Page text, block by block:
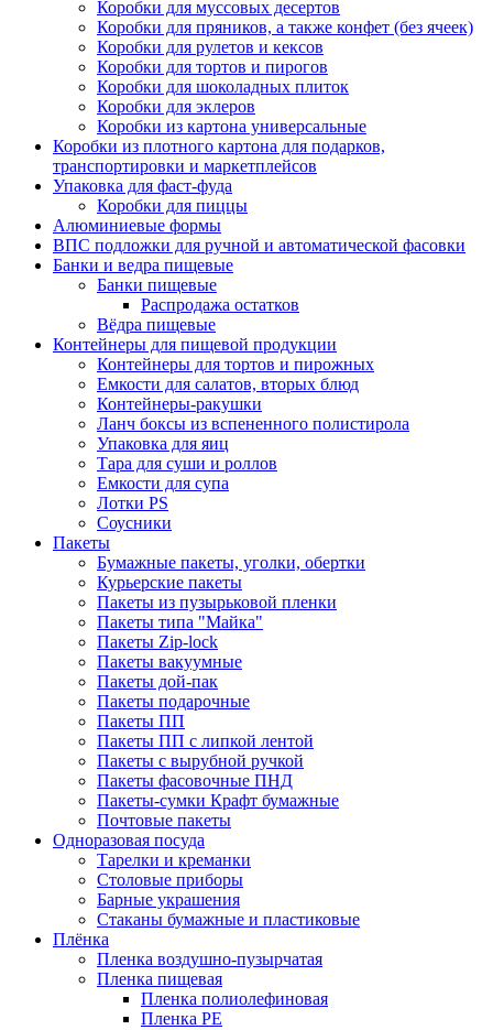
Коробки для муссовых десертов
Коробки для пряников, а также конфет (без ячеек)
Коробки для рулетов и кексов
Коробки для тортов и пирогов
Коробки для шоколадных плиток
Коробки для эклеров
Коробки из картона универсальные
Коробки из плотного картона для подарков,
транспортировки и маркетплейсов
Упаковка для фаст-фуда
Коробки для пиццы
Алюминиевые формы
ВПС подложки для ручной и автоматической фасовки
Банки и ведра пищевые
Банки пищевые
Распродажа остатков
Вёдра пищевые
Контейнеры для пищевой продукции
Контейнеры для тортов и пирожных
Емкости для салатов, вторых блюд
Контейнеры-ракушки
Ланч боксы из вспененного полистирола
Упаковка для яиц
Тара для суши и роллов
Емкости для супа
Лотки PS
Соусники
Пакеты
Бумажные пакеты, уголки, обертки
Курьерские пакеты
Пакеты из пузырьковой пленки
Пакеты типа "Майка"
Пакеты Zip-lock
Пакеты вакуумные
Пакеты дой-пак
Пакеты подарочные
Пакеты ПП
Пакеты ПП с липкой лентой
Пакеты с вырубной ручкой
Пакеты фасовочные ПНД
Пакеты-сумки Крафт бумажные
Почтовые пакеты
Одноразовая посуда
Тарелки и креманки
Столовые приборы
Барные украшения
Стаканы бумажные и пластиковые
Плёнка
Пленка воздушно-пузырчатая
Пленка пищевая
Пленка полиолефиновая
Пленка PE